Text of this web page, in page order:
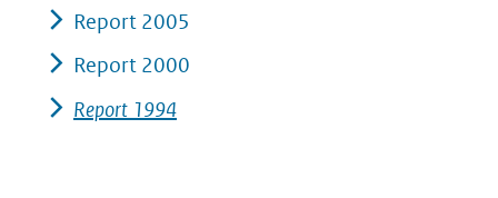
Report 2005
Report 2000
Report 1994